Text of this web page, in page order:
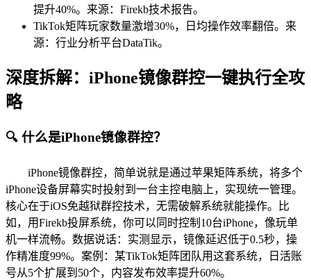
提升40%。来源：Firekb技术报告。
TikTok矩阵玩家数量激增30%，日均操作效率翻倍。来
源：行业分析平台DataTik。
深度拆解：iPhone镜像群控一键执行全攻
略
🔍 什么是iPhone镜像群控？
iPhone镜像群控，简单说就是通过苹果矩阵系统，将多个
iPhone设备屏幕实时投射到一台主控电脑上，实现统一管理。
核心在于iOS免越狱群控技术，无需破解系统就能操作。比
如，用Firekb投屏系统，你可以同时控制10台iPhone，像玩单
机一样流畅。数据说话：实测显示，镜像延迟低于0.5秒，操
作精准度99%。案例：某TikTok矩阵团队用这套系统，日活账
号从5个扩展到50个，内容发布效率提升60%。